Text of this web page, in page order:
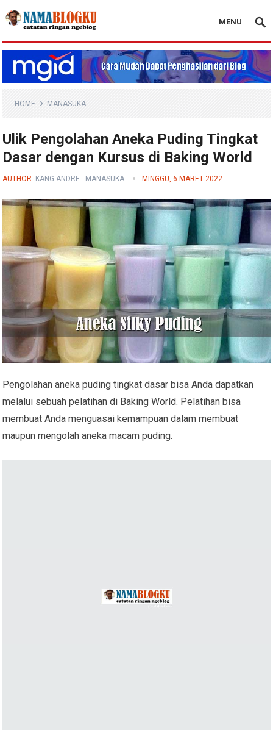
Nama Blogku
MENU
HOME MANASUKA
Ulik Pengolahan Aneka Puding Tingkat
Dasar dengan Kursus di Baking World
AUTHOR: KANG ANDRE - MANASUKA MINGGU, 6 MARET 2022
Pengolahan aneka puding tingkat dasar bisa Anda dapatkan
melalui sebuah pelatihan di Baking World. Pelatihan bisa
membuat Anda menguasai kemampuan dalam membuat
maupun mengolah aneka macam puding.